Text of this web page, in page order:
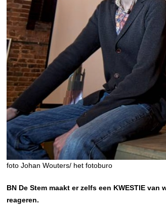
foto Johan Wouters/ het fotoburo
BN De Stem maakt er zelfs een KWESTIE
reageren.